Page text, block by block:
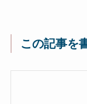
この記事を